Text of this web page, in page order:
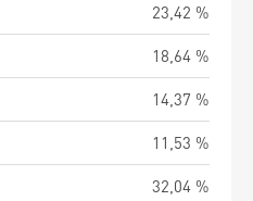
23,42 %
18,64 %
14,37 %
11,53 %
32,04 %